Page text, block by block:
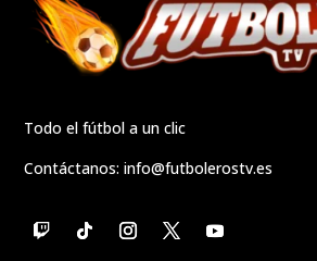
Todo el fútbol a un clic
Contáctanos:info@futbolerostv.es